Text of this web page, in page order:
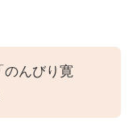
のんびり寛